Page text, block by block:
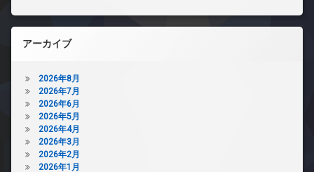
アーカイブ
2026年8月
2026年7月
2026年6月
2026年5月
2026年4月
2026年3月
2026年2月
2026年1月